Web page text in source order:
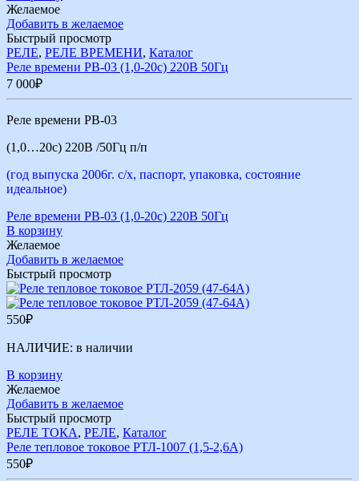
Желаемое
Добавить в желаемое
Быстрый просмотр
РЕЛЕ, РЕЛЕ ВРЕМЕНИ, Каталог
Реле времени РВ-03 (1,0-20с) 220В 50Гц
7 000₽
Реле времени РВ-03
(1,0…20с) 220В /50Гц п/п
(год выпуска 2006г. с/х, паспорт, упаковка, состояние
идеальное)
Реле времени РВ-03 (1,0-20с) 220В 50Гц
В корзину
Желаемое
Добавить в желаемое
Быстрый просмотр
550₽
НАЛИЧИЕ: в наличии
В корзину
Желаемое
Добавить в желаемое
Быстрый просмотр
РЕЛЕ ТОКА, РЕЛЕ, Каталог
Реле тепловое токовое РТЛ-1007 (1,5-2,6А)
550₽